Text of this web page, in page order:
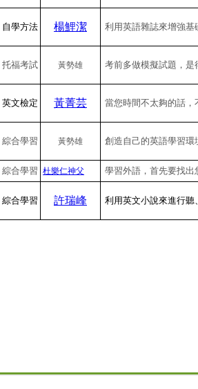
自學方法 楊鯉潔 利用英語雜誌來增強基
托福考試 黃勢雄 考前多做模擬試題，是
英文檢定 黃菁芸 當您時間不太夠的話，
綜合學習 黃勢雄 創造自己的英語學習環
綜合學習 杜樂仁神父 學習外語，首先要找出
綜合學習 許瑞峰 利用英文小說來進行聽